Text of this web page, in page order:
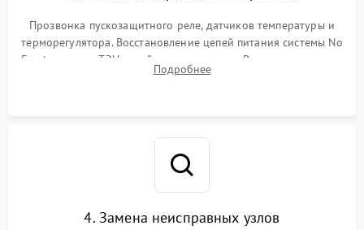
Прозвонка пускозащитного реле, датчиков температуры и
терморегулятора. Восстановление цепей питания системы No
Frost, включая ТЭН оттайки и вентилятор. Ремонт или замена
платы управления при сбоях алгоритмов.
Подробнее
4. Замена неисправных узлов